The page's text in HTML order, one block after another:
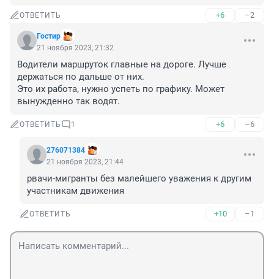
ОТВЕТИТЬ +6 –2
Гостир
21 ноября 2023, 21:32
Водители маршруток главные на дороге. Лучше
держаться по дальше от них.
Это их работа, нужно успеть по графику. Может
вынужденно так водят.
ОТВЕТИТЬ 1 +6 –6
276071384
21 ноября 2023, 21:44
рвачи-мигранты без малейшего уважения к другим
участникам движения
ОТВЕТИТЬ +10 –1